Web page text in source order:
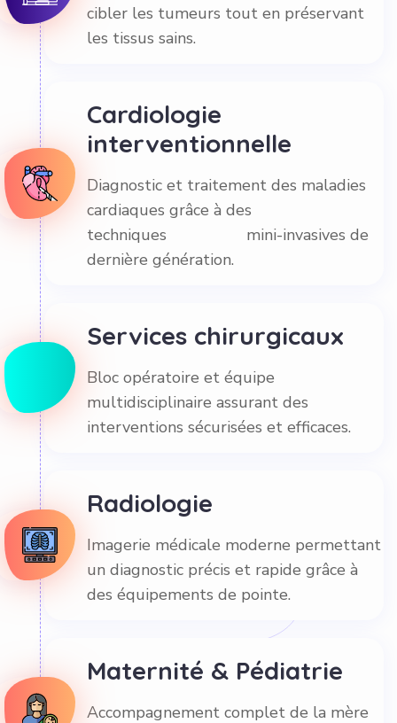
les tissus sains.
interventionnelle
Diagnostic et traitement des maladies
cardiaques grâce à des
techniques mini-invasives de
dernière génération.
Bloc opératoire et équipe
multidisciplinaire assurant des
interventions sécurisées et efficaces.
Imagerie médicale moderne permettant
un diagnostic précis et rapide grâce à
des équipements de pointe.
Maternité & Pédiatrie
Accompagnement complet de la mère
et de l’enfant, avec des soins adaptés et